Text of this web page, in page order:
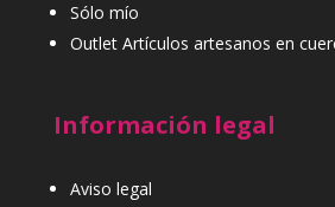
Sólo mío
Outlet Artículos artesanos en
Información legal
Aviso legal